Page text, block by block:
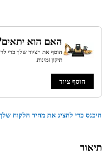
האם הוא יתאים?
הוסף את הציוד שלך כדי
תיקון זמינות.
הוסף ציוד
כדי להציג את מחיר הלקוח שלך